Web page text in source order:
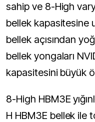
sahip ve 8-High
bellek kapasitesine
bellek açısından
bellek yongaları
kapasitesini büyük
8-High HBM3E
H HBM3E bellek ile